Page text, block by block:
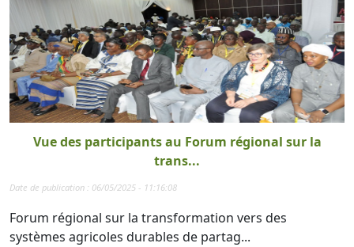
Vue des participants au Forum régional sur la
trans...
Date de publication : 06/05/2025 - 11:16:08
Forum régional sur la transformation vers des
systèmes agricoles durables de partag...